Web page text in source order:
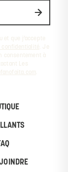
et que j’accepte
confidentialité
. Je
consentement à
Les